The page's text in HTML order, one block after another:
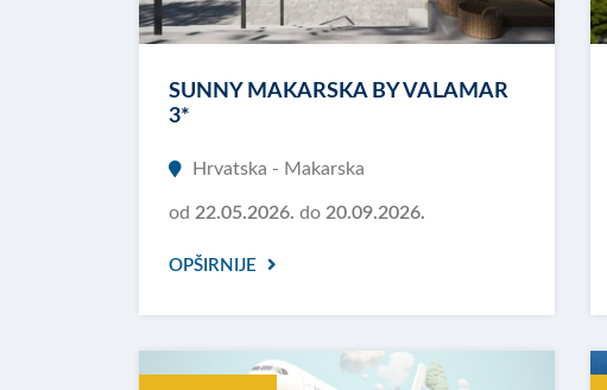
SUNNY MAKARSKA BY VALAMAR
3*
Hrvatska - Makarska
od 22.05.2026. do 20.09.2026.
OPŠIRNIJE